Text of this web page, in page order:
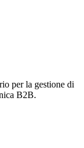
per la gestione di
B2B.